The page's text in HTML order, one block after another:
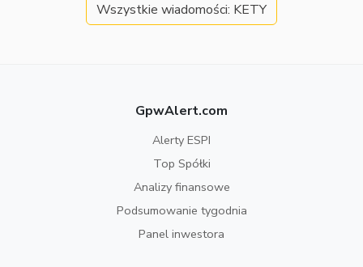
Wszystkie wiadomości: KETY
GpwAlert.com
Alerty ESPI
Top Spółki
Analizy finansowe
Podsumowanie tygodnia
Panel inwestora